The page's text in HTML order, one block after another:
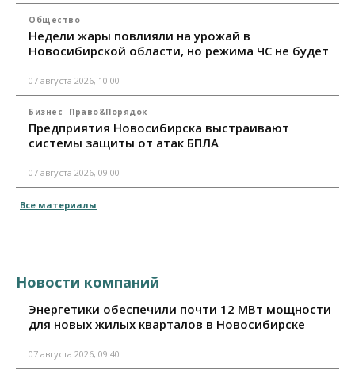
Общество
Недели жары повлияли на урожай в
Новосибирской области, но режима ЧС не будет
07 августа 2026, 10:00
Бизнес Право&Порядок
Предприятия Новосибирска выстраивают
системы защиты от атак БПЛА
07 августа 2026, 09:00
Все материалы
Новости компаний
Энергетики обеспечили почти 12 МВт мощности
для новых жилых кварталов в Новосибирске
07 августа 2026, 09:40